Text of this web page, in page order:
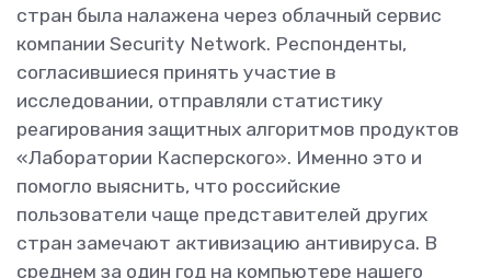
стран была налажена через облачный сервис
компании Security Network. Респонденты,
согласившиеся принять участие в
исследовании, отправляли статистику
реагирования защитных алгоритмов продуктов
«Лаборатории Касперского». Именно это и
помогло выяснить, что российские
пользователи чаще представителей других
стран замечают активизацию антивируса. В
среднем за один год на компьютере нашего